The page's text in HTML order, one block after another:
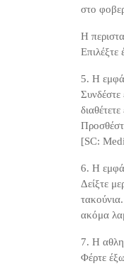
στο
Η
Επιλέξτε
5. Η
[SC:
6. Η
Δείξτε
ακόμα
7. Η
Φέρτε